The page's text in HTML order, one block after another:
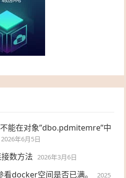
能在对象”dbo.pdmitemre”中
2026年6月5日
数方法 2026年3月6日
docker空间是否已满。
2025